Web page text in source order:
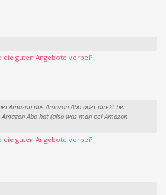
die guten Angebote vorbei?
Amazon das Amazon Abo oder direkt bei
Abo hat (also was man bei Amazon
die guten Angebote vorbei?